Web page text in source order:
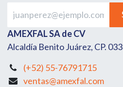
AMEXFAL SA de CV
Alcaldía Benito Juárez, CP.
(+52) 55-76791715
ventas@amexfal.com